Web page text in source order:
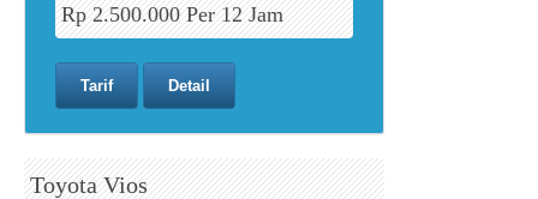
Rp 2.500.000 Per 12 Jam
Tarif Detail
Toyota Vios